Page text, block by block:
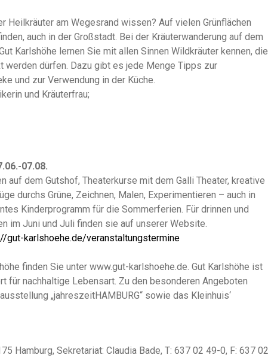
Heilkräuter am Wegesrand wissen? Auf vielen Grünflächen
auch in der Großstadt. Bei der Kräuterwanderung auf dem
Karlshöhe lernen Sie mit allen Sinnen Wildkräuter kennen, die
werden dürfen. Dazu gibt es jede Menge Tipps zur
und zur Verwendung in der Küche.
und Kräuterfrau;
07.08.
auf dem Gutshof, Theaterkurse mit dem Galli Theater, kreative
durchs Grüne, Zeichnen, Malen, Experimentieren – auch in
Kinderprogramm für die Sommerferien. Für drinnen und
im Juni und Juli finden sie auf unserer Website.
gut-karlshoehe.de/veranstaltungstermine
finden Sie unter www.gut-karlshoehe.de. Gut Karlshöhe ist
für nachhaltige Lebensart. Zu den besonderen Angeboten
„jahreszeitHAMBURG“ sowie das Kleinhuis‘
Hamburg, Sekretariat: Claudia Bade, T: 637 02 49-0, F: 637 02